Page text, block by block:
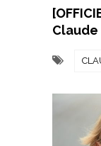
Claude